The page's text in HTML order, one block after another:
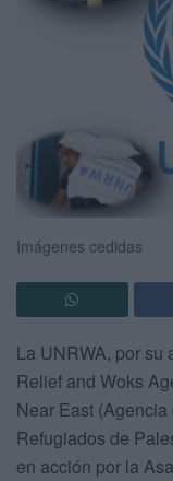
Imágenes cedidas
La UNRWA, por su
Relief and Woks
Near East
Refugiados de
en acción por la